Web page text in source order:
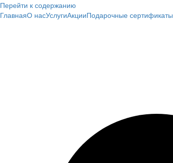
Перейти к содержанию
ГлавнаяО насУслугиАкцииПодарочные сертификаты